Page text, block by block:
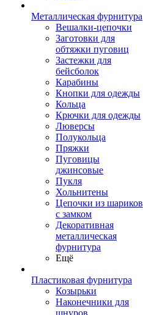
Металлическая фурнитура
Вешалки-цепочки
Заготовки для
обтяжки пуговиц
Застежки для
бейсболок
Карабины
Кнопки для одежды
Кольца
Крючки для одежды
Люверсы
Полукольца
Пряжки
Пуговицы
джинсовые
Пукля
Хольнитены
Цепочки из шариков
с замком
Декоративная
металлическая
фурнитура
Ещё
Пластиковая фурнитура
Козырьки
Наконечники для
шнуров